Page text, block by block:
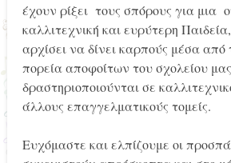
έχουν ρίξει τους σπόρους για μια
καλλιτεχνική και ευρύτερη
αρχίσει να δίνει καρπούς μέσα από
πορεία αποφοίτων του σχολείου
δραστηριοποιούνται σε
άλλους επαγγελματικούς τομείς.
Ευχόμαστε και ελπίζουμε οι